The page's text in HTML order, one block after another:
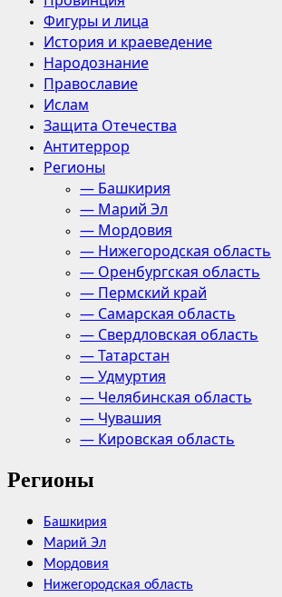
Фигуры и лица
История и краеведение
Народознание
Православие
Ислам
Защита Отечества
Антитеррор
Регионы
— Башкирия
— Марий Эл
— Мордовия
— Нижегородская область
— Оренбургская область
— Пермский край
— Самарская область
— Свердловская область
— Татарстан
— Удмуртия
— Челябинская область
— Чувашия
— Кировская область
Регионы
Башкирия
Марий Эл
Мордовия
Нижегородская область